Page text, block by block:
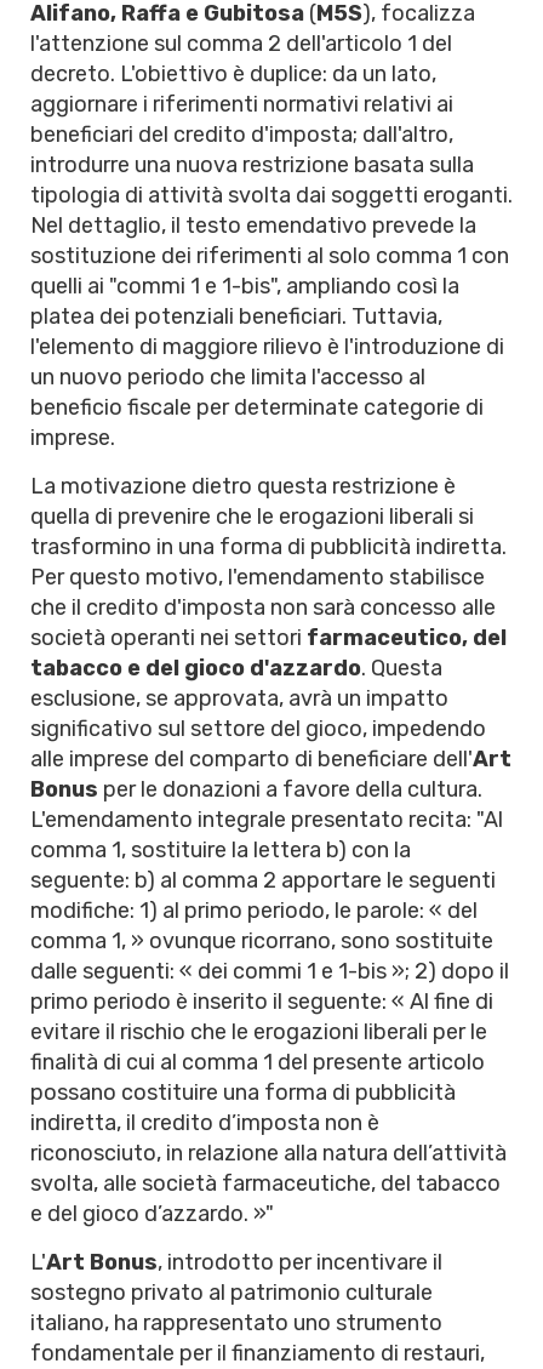
Alifano, Raffa e Gubitosa (M5S), focalizza
l'attenzione sul comma 2 dell'articolo 1 del
decreto. L'obiettivo è duplice: da un lato,
aggiornare i riferimenti normativi relativi ai
beneficiari del credito d'imposta; dall'altro,
introdurre una nuova restrizione basata sulla
tipologia di attività svolta dai soggetti eroganti.
Nel dettaglio, il testo emendativo prevede la
sostituzione dei riferimenti al solo comma 1 con
quelli ai "commi 1 e 1-bis", ampliando così la
platea dei potenziali beneficiari. Tuttavia,
l'elemento di maggiore rilievo è l'introduzione di
un nuovo periodo che limita l'accesso al
beneficio fiscale per determinate categorie di
imprese.
La motivazione dietro questa restrizione è
quella di prevenire che le erogazioni liberali si
trasformino in una forma di pubblicità indiretta.
Per questo motivo, l'emendamento stabilisce
che il credito d'imposta non sarà concesso alle
società operanti nei settori farmaceutico, del
tabacco e del gioco d'azzardo. Questa
esclusione, se approvata, avrà un impatto
significativo sul settore del gioco, impedendo
alle imprese del comparto di beneficiare dell'Art
Bonus per le donazioni a favore della cultura.
L'emendamento integrale presentato recita: "Al
comma 1, sostituire la lettera b) con la
seguente: b) al comma 2 apportare le seguenti
modifiche: 1) al primo periodo, le parole: « del
comma 1, » ovunque ricorrano, sono sostituite
dalle seguenti: « dei commi 1 e 1-bis »; 2) dopo il
primo periodo è inserito il seguente: « Al fine di
evitare il rischio che le erogazioni liberali per le
finalità di cui al comma 1 del presente articolo
possano costituire una forma di pubblicità
indiretta, il credito d’imposta non è
riconosciuto, in relazione alla natura dell’attività
svolta, alle società farmaceutiche, del tabacco
e del gioco d’azzardo. »"
L'Art Bonus, introdotto per incentivare il
sostegno privato al patrimonio culturale
italiano, ha rappresentato uno strumento
fondamentale per il finanziamento di restauri,